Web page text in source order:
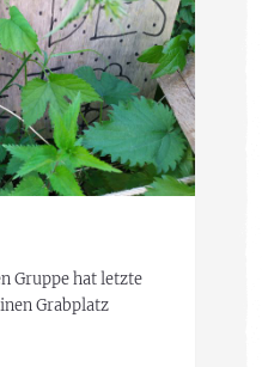
Gruppe hat letzte
Grabplatz